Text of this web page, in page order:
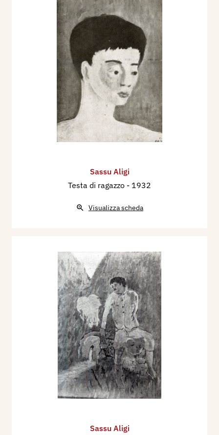
Sassu Aligi
Testa di ragazzo - 1932
Visualizza scheda
Sassu Aligi